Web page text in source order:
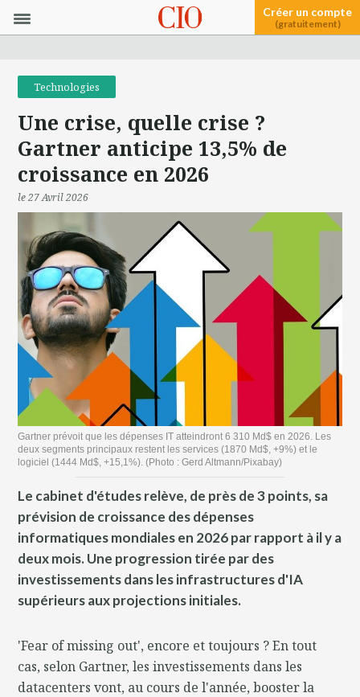
Créer un compte
(gratuitement)
Technologies
Une crise, quelle crise ?
Gartner anticipe 13,5% de
croissance en 2026
le 27 Avril 2026
Gartner prévoit que les dépenses IT atteindront 6 310 Md$ en 2026. Les
deux segments principaux restent les services (1870 Md$, +9%) et le
logiciel (1444 Md$, +15,1%). (Photo : Gerd Altmann/Pixabay)
Le cabinet d'études relève, de près de 3 points, sa
prévision de croissance des dépenses
informatiques mondiales en 2026 par rapport à il y a
deux mois. Une progression tirée par des
investissements dans les infrastructures d'IA
supérieurs aux projections initiales.
'Fear of missing out', encore et toujours ? En tout
cas, selon Gartner, les investissements dans les
datacenters vont, au cours de l'année, booster la